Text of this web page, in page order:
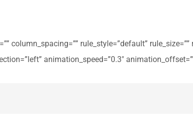
column_spacing=”” rule_style=”default”
animation_speed=”0.3″